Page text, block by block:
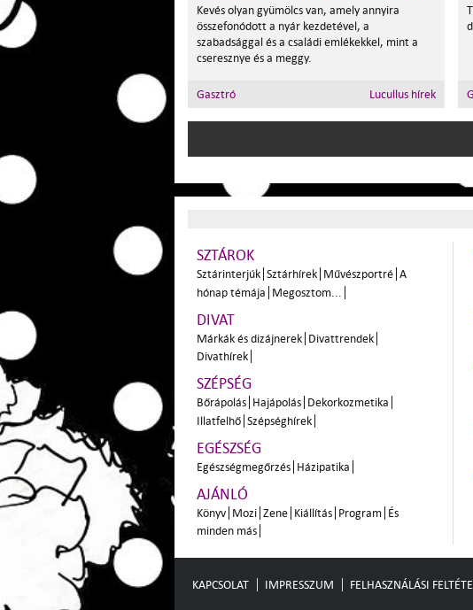
Kevés olyan gyümölcs van, amely annyira
összefonódott a nyár kezdetével, a
szabadsággal és a családi emlékekkel, mint a
cseresznye és a meggy.
Gasztró Lucullus hírek
SZTÁROK
Sztárinterjúk Sztárhírek Művészportré A
hónap témája Megosztom...
DIVAT
Márkák és dizájnerek Divattrendek
Divathírek
SZÉPSÉG
Bőrápolás Hajápolás Dekorkozmetika
Illatfelhő Szépséghírek
EGÉSZSÉG
Egészségmegőrzés Házipatika
AJÁNLÓ
Könyv Mozi Zene Kiállítás Program És
minden más
KAPCSOLAT IMPRESSZUM FELHASZNÁLÁSI